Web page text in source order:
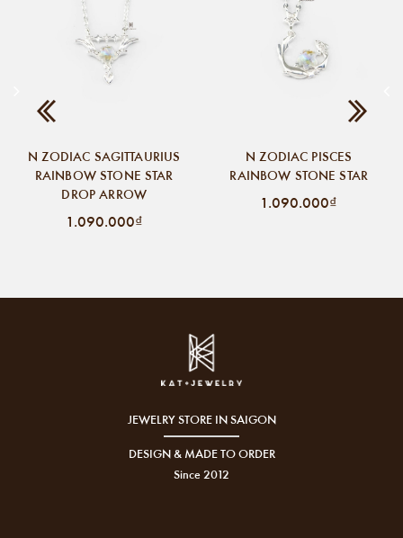
N ZODIAC SAGITTAURIUS
RAINBOW STONE STAR
DROP ARROW
1.090.000₫
N ZODIAC PISCES
RAINBOW STONE STAR
1.090.000₫
JEWELRY STORE IN SAIGON
DESIGN & MADE TO ORDER
Since 2012